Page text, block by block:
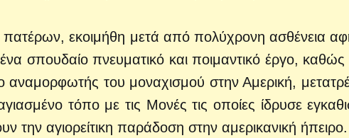
πατέρων, εκοιμήθη μετά από πολύχρονη ασθένεια
σπουδαίο πνευματικό και ποιμαντικό έργο,
του μοναχισμού στην Αμερική,
τόπο με τις Μονές τις οποίες ίδρυσε
την αγιορείτικη παράδοση στην αμερικανική ήπειρο.